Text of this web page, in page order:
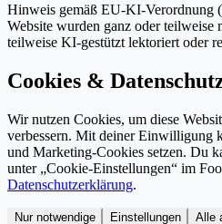
Hinweis gemäß EU-KI-Verordnung
Website wurden ganz oder
teilweise KI-gestützt lektoriert oder
Cookies &
Wir nutzen Cookies, um diese
verbessern. Mit deiner Einwilligung
und Marketing-Cookies setzen. Du
unter „Cookie-Einstellungen“ im
Datenschutzerklärung.
Nur notwendige Einstellungen Alle